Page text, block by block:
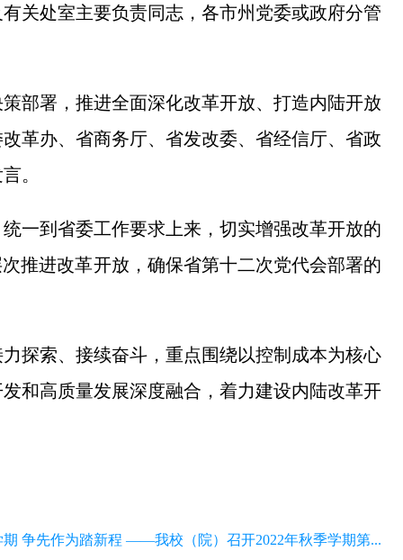
关处室主要负责同志，各市州党委或政府分管
部署，推进全面深化改革开放、打造内陆开放
革办、省商务厅、省发改委、省经信厅、省政
。
一到省委工作要求上来，切实增强改革开放的
推进改革开放，确保省第十二次党代会部署的
探索、接续奋斗，重点围绕以控制成本为核心
和高质量发展深度融合，着力建设内陆改革开
期 争先作为踏新程 ——我校（院）召开2022年秋季学期第...